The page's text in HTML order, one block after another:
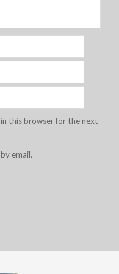
this browser for the next
email.